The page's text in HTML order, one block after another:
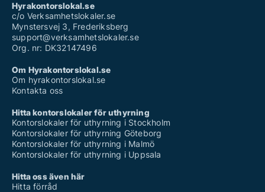
Hyrakontorslokal.se
c/o Verksamhetslokaler.se
Mynstersvej 3, Frederiksberg
support@verksamhetslokaler.se
Org. nr: DK32147496
Om Hyrakontorslokal.se
Om hyrakontorslokal.se
Kontakta oss
Hitta kontorslokaler för uthyrning
Kontorslokaler för uthyrning i Stockholm
Kontorslokaler för uthyrning Göteborg
Kontorslokaler för uthyrning i Malmö
Kontorslokaler för uthyrning i Uppsala
Hitta oss även här
Hitta förråd